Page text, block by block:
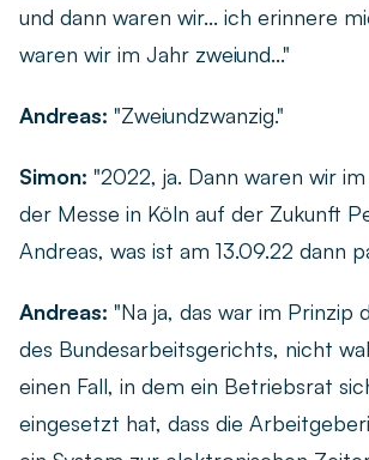
und dann waren wir... ich erinnere
waren wir im Jahr zweiund..."
Andreas: "Zweiundzwanzig."
Simon: "2022, ja. Dann waren wir
der Messe in Köln auf der Zukunft
Andreas, was ist am 13.09.22 dann
Andreas: "Na ja, das war im Prinzip
des Bundesarbeitsgerichts, nicht
einen Fall, in dem ein Betriebsrat
eingesetzt hat, dass die